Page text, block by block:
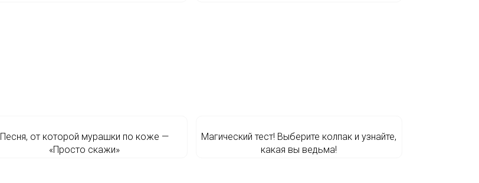
Песня, от которой мурашки по коже —
«Просто скажи»
Магический тест! Выберите колпак и узнайте,
какая вы ведьма!